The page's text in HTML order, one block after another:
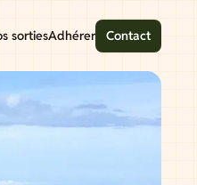
sortiesAdhérer Contact